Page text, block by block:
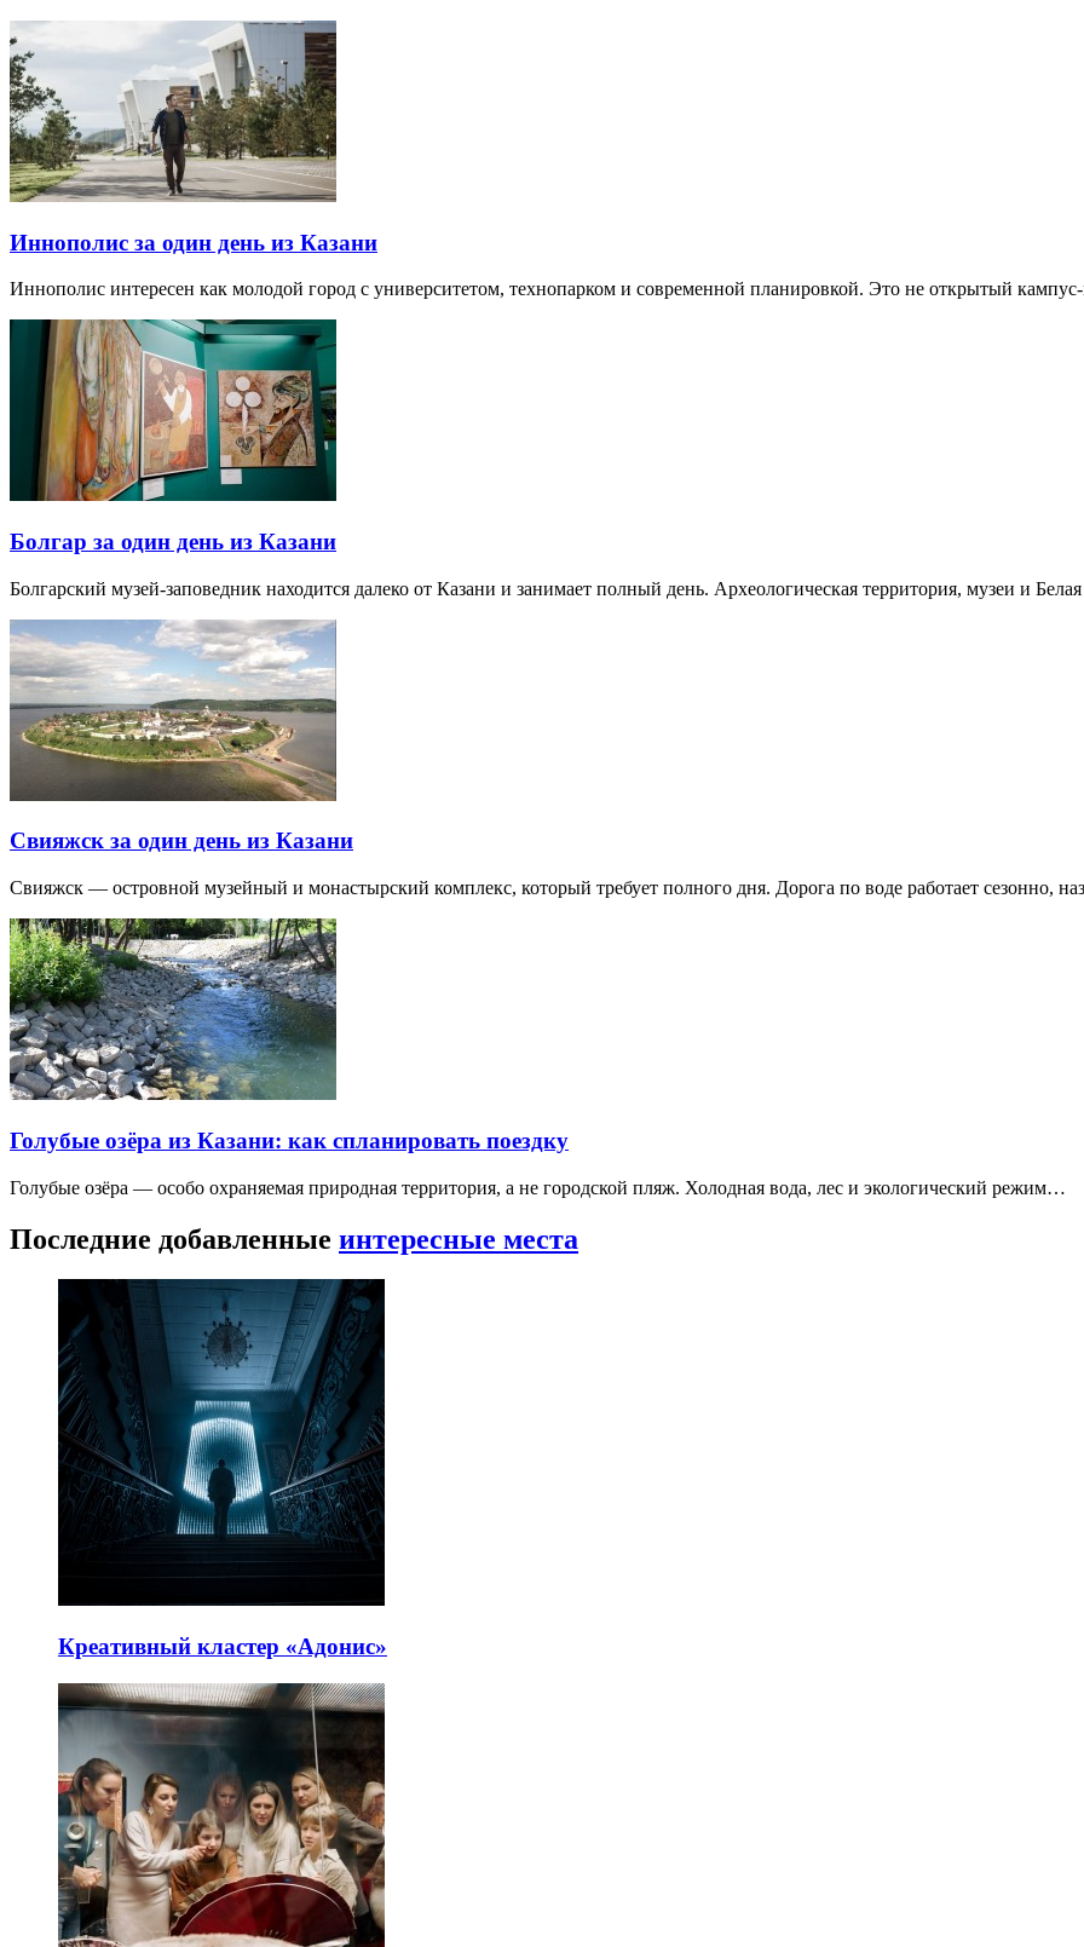
Иннополис за один день из Казани
Иннополис интересен как молодой город с университетом, технопарком и современной планировкой. Это не открытый
Болгар за один день из Казани
Болгарский музей-заповедник находится далеко от Казани и занимает полный день. Археологическая территория, музеи и
Свияжск за один день из Казани
Свияжск — островной музейный и монастырский комплекс, который требует полного дня. Дорога по воде работает сезонно,
Голубые озёра из Казани: как спланировать поездку
Голубые озёра — особо охраняемая природная территория, а не городской пляж. Холодная вода, лес и экологический режим…
Последние добавленные интересные места
Креативный кластер «Адонис»